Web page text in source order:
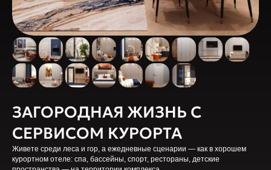
ЗАГОРОДНАЯ ЖИЗНЬ С
СЕРВИСОМ КУРОРТА
Живете среди леса и гор, а ежедневные сценарии — как в хорошем
курортном отеле: спа, бассейны, спорт, рестораны, детские